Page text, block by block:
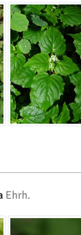
Ehrh.